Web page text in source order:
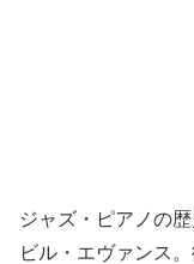
ジャズ・ピアノの
ビル・エヴァンス